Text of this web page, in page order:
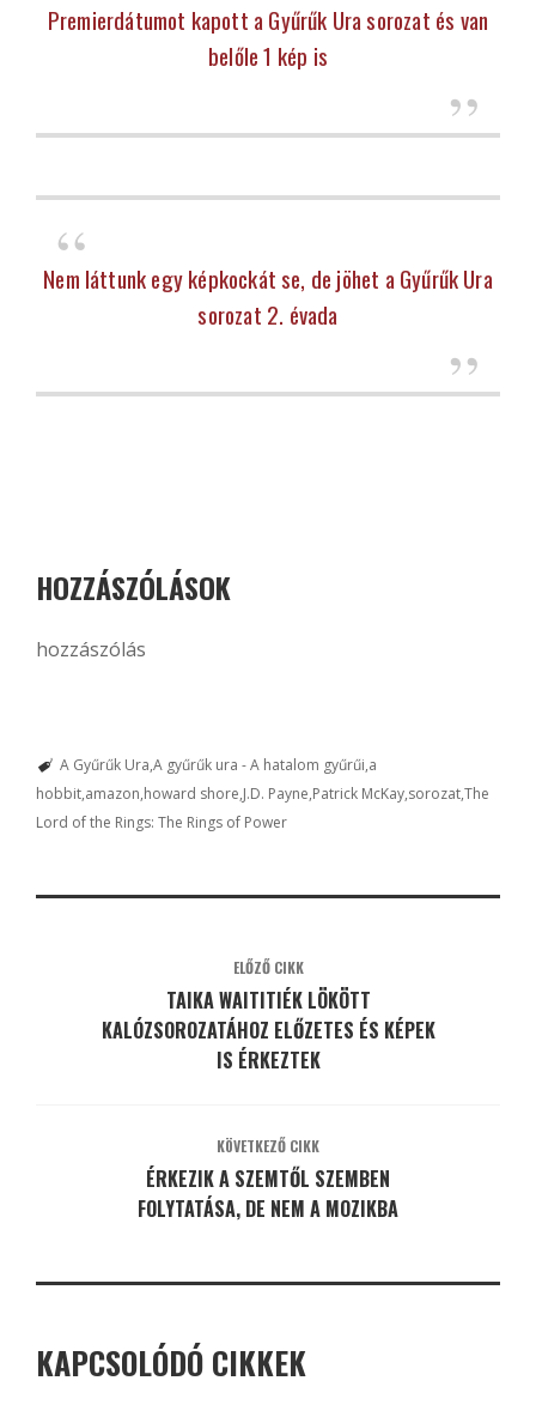
Premierdátumot kapott a Gyűrűk Ura sorozat és van
belőle 1 kép is
Nem láttunk egy képkockát se, de jöhet a Gyűrűk Ura
sorozat 2. évada
HOZZÁSZÓLÁSOK
hozzászólás
A Gyűrűk Ura A gyűrűk ura - A hatalom gyűrűi a
hobbit amazon howard shore J.D. Payne Patrick McKay sorozatThe
Lord of the Rings: The Rings of Power
ELŐZŐ CIKK
TAIKA WAITITIÉK LÖKÖTT
KALÓZSOROZATÁHOZ ELŐZETES ÉS KÉPEK
IS ÉRKEZTEK
KÖVETKEZŐ CIKK
ÉRKEZIK A SZEMTŐL SZEMBEN
FOLYTATÁSA, DE NEM A MOZIKBA
KAPCSOLÓDÓ CIKKEK